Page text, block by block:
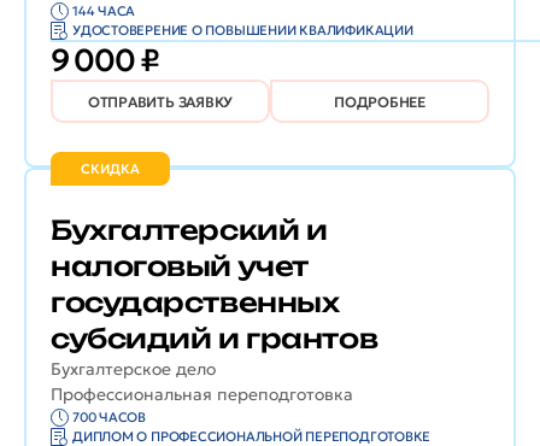
144 ЧАСА
УДОСТОВЕРЕНИЕ О ПОВЫШЕНИИ КВАЛИФИКАЦИИ
9 000 ₽
ОТПРАВИТЬ ЗАЯВКУ ПОДРОБНЕЕ
СКИДКА
Бухгалтерское дело
Профессиональная переподготовка
Бухгалтерский и
налоговый учет
государственных
субсидий и грантов
700 ЧАСОВ
ДИПЛОМ О ПРОФЕССИОНАЛЬНОЙ ПЕРЕПОДГОТОВКЕ